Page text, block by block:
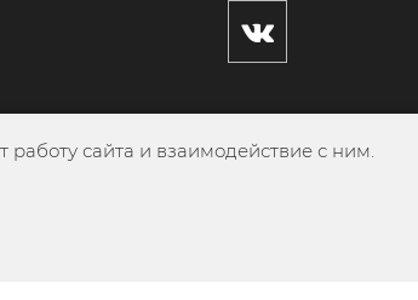
сайта и взаимодействие с ним.